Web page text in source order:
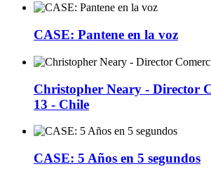
CASE: Pantene en la voz
Christopher Neary - Director
13 - Chile
CASE: 5 Años en 5 segundos